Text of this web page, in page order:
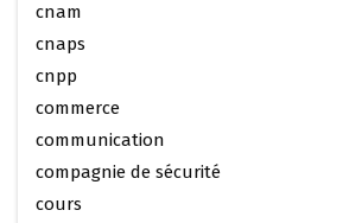
cnam
cnaps
cnpp
commerce
communication
compagnie de sécurité
cours